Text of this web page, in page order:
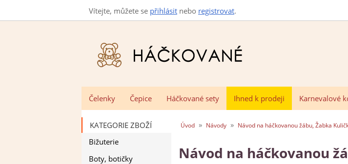
Vítejte, můžete se přihlásit nebo registrovat.
Čelenky
Čepice Háčkované sety Ihned k prodeji Karnevalové
KATEGORIE ZBOŽÍ
Bižuterie
Boty, botičky
Úvod » Návody » Návod na háčkovanou žábu, Žabka
Návod na háčkovanou